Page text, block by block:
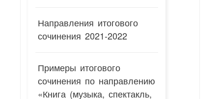
Направления итогового
сочинения 2021-2022
Примеры итогового
сочинения по направлению
«Книга (музыка, спектакль,